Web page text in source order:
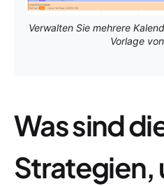
Verwalten Sie mehrere
Vorlage
Was sind
Strategien,